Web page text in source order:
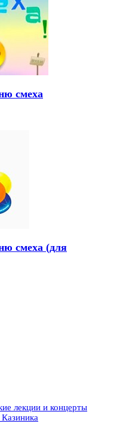
смеха
смеха (для
лекции и концерты